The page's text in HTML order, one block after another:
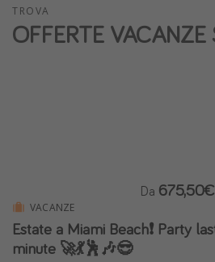
Vacanze con bambini
Vacanze al mare
Festività del 2026
Città più visitate
TROVA
OFFERTE VACANZE
VACANZE
Estate a Miami Beach❗️ Party
minute 🚀💃🕺🎶😎
Da 675,50€